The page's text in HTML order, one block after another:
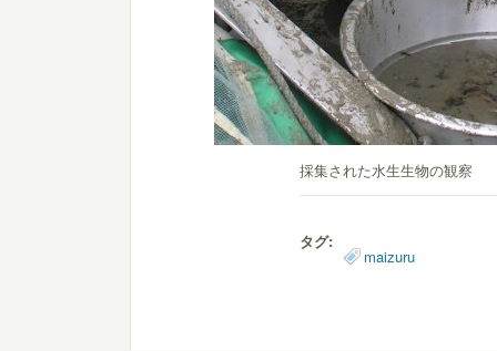
採集された水生生物の観察
タグ:
maizuru